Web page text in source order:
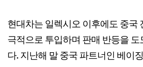
현대차는 일렉시오 이후에도 중국
극적으로 투입하며 판매 반등을
다. 지난해 말 중국 파트너인 베이